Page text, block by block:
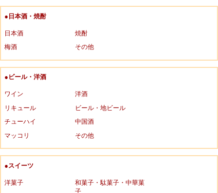
●日本酒・焼酎
日本酒
焼酎
梅酒
その他
●ビール・洋酒
ワイン
洋酒
リキュール
ビール・地ビール
チューハイ
中国酒
マッコリ
その他
●スイーツ
洋菓子
和菓子・駄菓子・中華菓
子